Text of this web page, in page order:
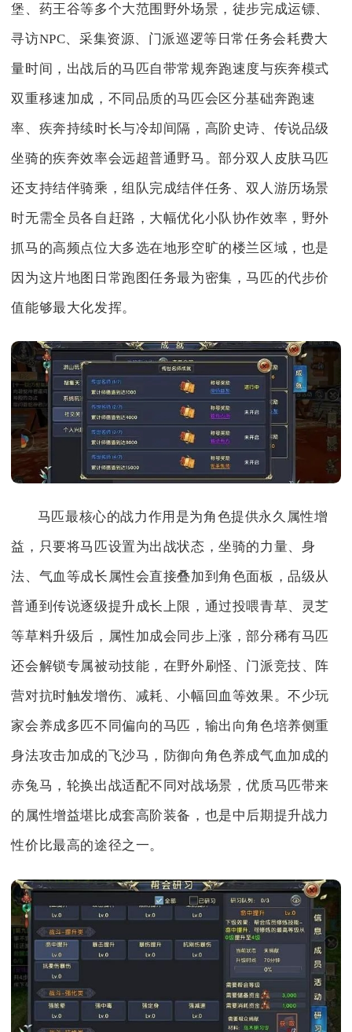
堡、药王谷等多个大范围野外场景，徒步完成运镖、
寻访NPC、采集资源、门派巡逻等日常任务会耗费大
量时间，出战后的马匹自带常规奔跑速度与疾奔模式
双重移速加成，不同品质的马匹会区分基础奔跑速
率、疾奔持续时长与冷却间隔，高阶史诗、传说品级
坐骑的疾奔效率会远超普通野马。部分双人皮肤马匹
还支持结伴骑乘，组队完成结伴任务、双人游历场景
时无需全员各自赶路，大幅优化小队协作效率，野外
抓马的高频点位大多选在地形空旷的楼兰区域，也是
因为这片地图日常跑图任务最为密集，马匹的代步价
值能够最大化发挥。
马匹最核心的战力作用是为角色提供永久属性增
益，只要将马匹设置为出战状态，坐骑的力量、身
法、气血等成长属性会直接叠加到角色面板，品级从
普通到传说逐级提升成长上限，通过投喂青草、灵芝
等草料升级后，属性加成会同步上涨，部分稀有马匹
还会解锁专属被动技能，在野外刷怪、门派竞技、阵
营对抗时触发增伤、减耗、小幅回血等效果。不少玩
家会养成多匹不同偏向的马匹，输出向角色培养侧重
身法攻击加成的飞沙马，防御向角色养成气血加成的
赤兔马，轮换出战适配不同对战场景，优质马匹带来
的属性增益堪比成套高阶装备，也是中后期提升战力
性价比最高的途径之一。